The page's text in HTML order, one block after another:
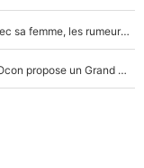
F1 : Charles Leclerc surpris par les paparazzis avec sa femme, les rumeurs étaient vraies !
Comme pour le final du Tour de France, Esteban Ocon propose un Grand Prix de Formule 1 à Paris : «Autour de l’Arc de Triomphe, ce serait génial» !